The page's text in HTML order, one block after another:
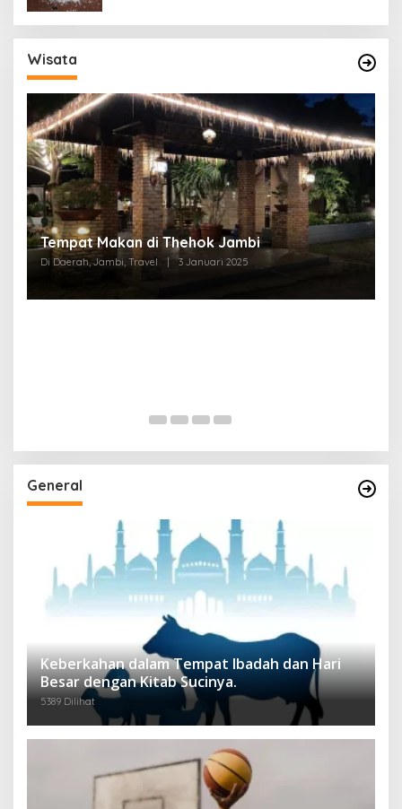
Wisata
Tempat Makan di Thehok Jambi
Di Daerah, Jambi, Travel 3 Januari 2025
General
Keberkahan dalam Tempat Ibadah dan Hari
Besar dengan Kitab Sucinya.
5389 Dilihat